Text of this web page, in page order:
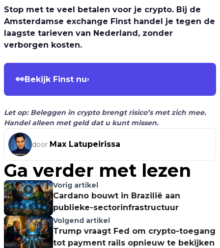
Stop met te veel betalen voor je crypto. Bij de
Amsterdamse exchange Finst handel je tegen de
laagste tarieven van Nederland, zonder
verborgen kosten.
👀Bekijk Finst nu›
Let op: Beleggen in crypto brengt risico’s met zich mee.
Handel alleen met geld dat u kunt missen.
door Max Latupeirissa
Ga verder met lezen
Vorig artikel
Cardano bouwt in Brazilië aan
publieke-sectorinfrastructuur
Volgend artikel
Trump vraagt Fed om crypto-toegang
tot payment rails opnieuw te bekijken